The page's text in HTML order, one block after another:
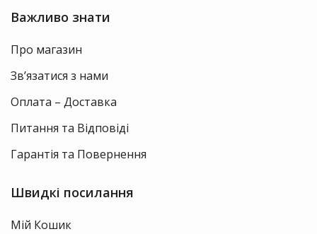
Важливо знати
Про магазин
Зв’язатися з нами
Оплата – Доставка
Питання та Відповіді
Гарантія та Повернення
Швидкі посилання
Мій Кошик